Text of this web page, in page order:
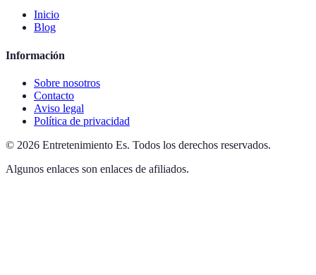
Inicio
Blog
Información
Sobre nosotros
Contacto
Aviso legal
Política de privacidad
© 2026 Entretenimiento Es. Todos los derechos reservados.
Algunos enlaces son enlaces de afiliados.